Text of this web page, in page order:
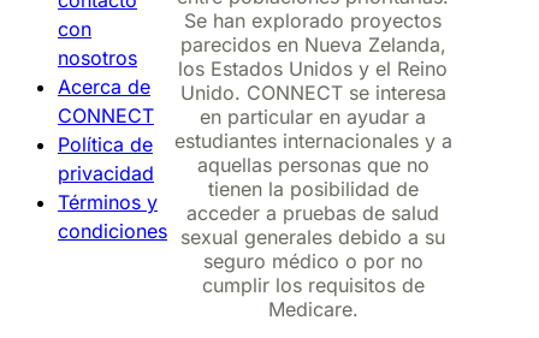
con
nosotros
Acerca de
CONNECT
Política de
privacidad
Términos y
condiciones
Se han explorado proyectos
parecidos en Nueva Zelanda,
los Estados Unidos y el Reino
Unido. CONNECT se interesa
en particular en ayudar a
estudiantes internacionales y a
aquellas personas que no
tienen la posibilidad de
acceder a pruebas de salud
sexual generales debido a su
seguro médico o por no
cumplir los requisitos de
Medicare.